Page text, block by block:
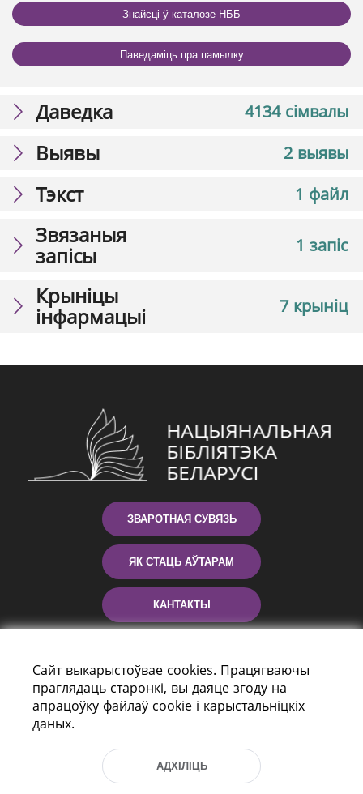
Знайсці ў каталозе НББ
Паведаміць пра памылку
4134 сімвалы
Даведка
2 выявы
Выявы
1 файл
Тэкст
1 запіс
Звязаныя
запісы
7 крыніц
Крыніцы
інфармацыі
ЗВАРОТНАЯ СУВЯЗЬ
ЯК СТАЦЬ АЎТАРАМ
КАНТАКТЫ
Сайт выкарыстоўвае cookies. Працягваючы
праглядаць старонкі, вы даяце згоду на
апрацоўку файлаў cookie і карыстальніцкіх
даных.
АДХІЛІЦЬ